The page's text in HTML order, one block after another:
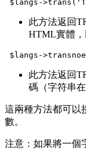
$langs-
此方法返回
HTML實體
$langs-
此方法返回
碼（字符串
這兩種方法都可以
數。
注意：如果將一個